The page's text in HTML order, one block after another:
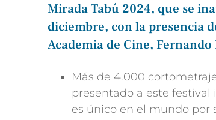
Mirada Tabú 2024, que se
diciembre, con la presencia
Academia de Cine,
Más de 4.000
presentado a este
es único en el mundo por